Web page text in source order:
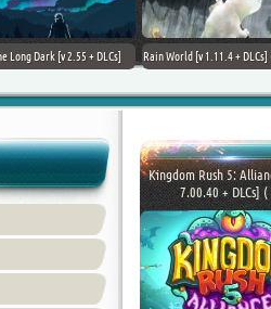
Downward: Enhanced Edition
Field of Glory II [+
Kingdom Rush 5:
7.00.40 + DLCs] (